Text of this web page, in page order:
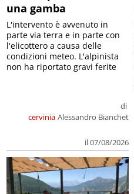
una gamba
cervinia
di
Alessandro Bianchet
il 07/08/2026
L'intervento è avvenuto in
parte via terra e in parte con
l'elicottero a causa delle
condizioni meteo. L'alpinista
non ha riportato gravi ferite